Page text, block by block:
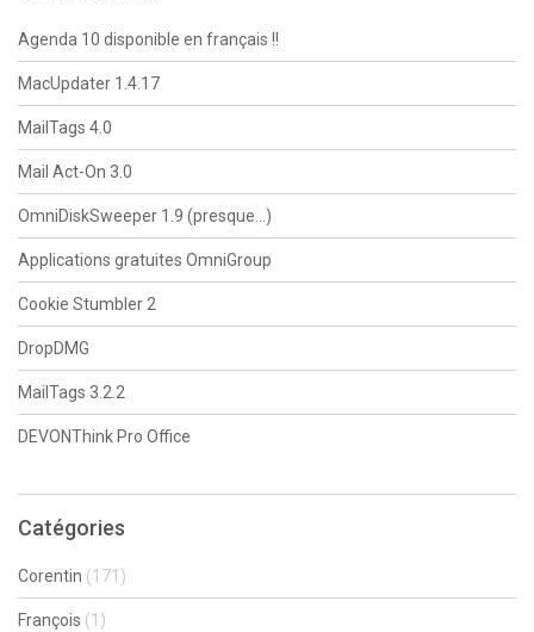
Agenda 10 disponible en français !!
MacUpdater 1.4.17
MailTags 4.0
Mail Act-On 3.0
OmniDiskSweeper 1.9 (presque…)
Applications gratuites OmniGroup
Cookie Stumbler 2
DropDMG
MailTags 3.2.2
DEVONThink Pro Office
Catégories
Corentin (171)
François (1)